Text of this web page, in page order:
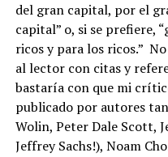
del gran capital, por el
capital” o, si se prefiere,
ricos y para los ricos.”
al lector con citas y
bastaría con que mi
publicado por autores
Wolin, Peter Dale Scott,
Jeffrey Sachs!), Noam